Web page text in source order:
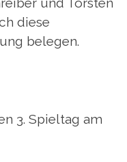
diese
belegen.
3. Spieltag am